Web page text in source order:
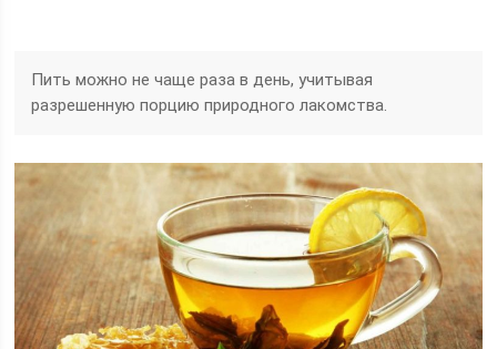
Пить можно не чаще раза в день, учитывая
разрешенную порцию природного лакомства.